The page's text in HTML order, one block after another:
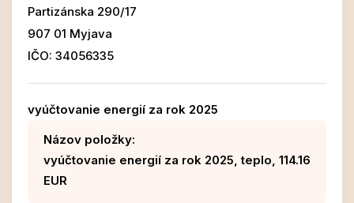
Partizánska 290/17
907 01 Myjava
IČO: 34056335
vyúčtovanie energií za rok 2025
Názov položky:
vyúčtovanie energií za rok 2025, teplo, 114.16
EUR